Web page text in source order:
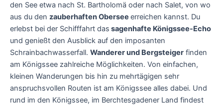
den See etwa nach St. Bartholomä oder nach Salet, von wo
aus du den zauberhaften Obersee erreichen kannst. Du
erlebst bei der Schifffahrt das sagenhafte Königssee-Echo
und genießt den Ausblick auf den imposanten
Schrainbachwasserfall. Wanderer und Bergsteiger finden
am Königssee zahlreiche Möglichkeiten. Von einfachen,
kleinen Wanderungen bis hin zu mehrtägigen sehr
anspruchsvollen Routen ist am Königssee alles dabei. Und
rund im den Königssee, im Berchtesgadener Land findest